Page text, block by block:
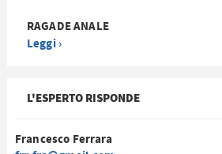
RAGADE ANALE
Leggi ›
L'ESPERTO RISPONDE
Francesco Ferrara